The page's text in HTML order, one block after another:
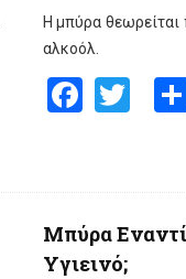
Η μπύρα θεωρείται
αλκοόλ.
Μπύρα
Υγιεινό;